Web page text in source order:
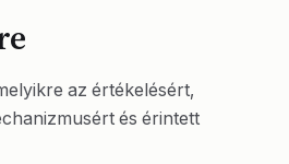
az értékelésért,
és érintett